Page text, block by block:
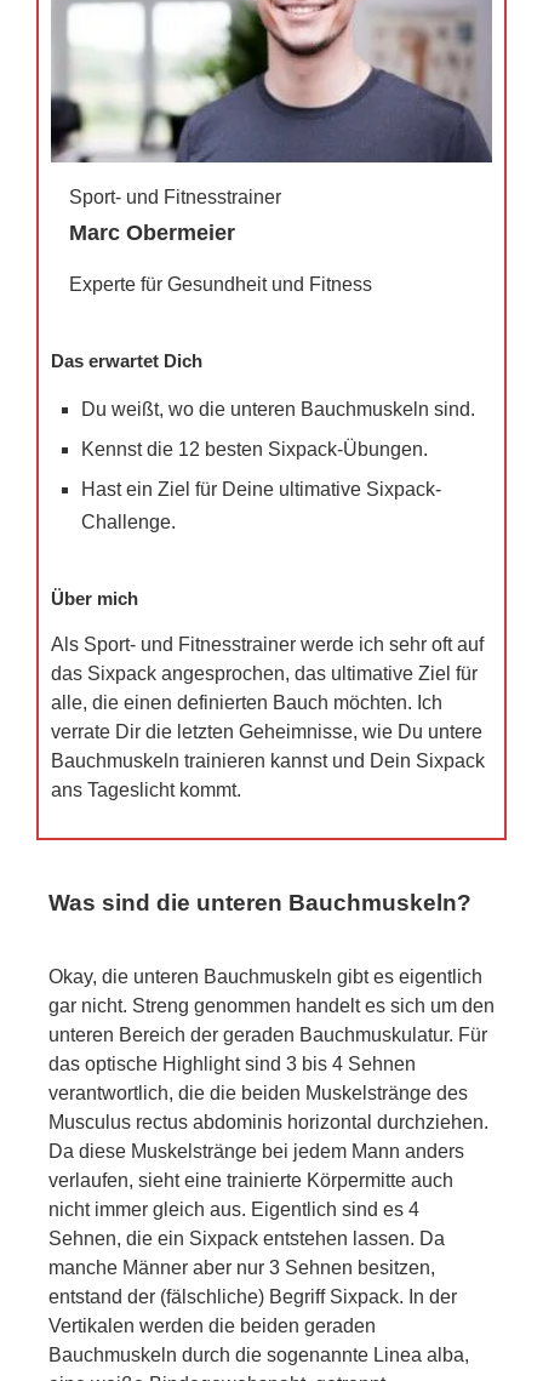
Sport- und Fitnesstrainer
Marc Obermeier
Experte für Gesundheit und Fitness
Das erwartet Dich
Du weißt, wo die unteren Bauchmuskeln sind.
Kennst die 12 besten Sixpack-Übungen.
Hast ein Ziel für Deine ultimative Sixpack-
Challenge.
Über mich
Als Sport- und Fitnesstrainer werde ich sehr oft auf
das Sixpack angesprochen, das ultimative Ziel für
alle, die einen definierten Bauch möchten. Ich
verrate Dir die letzten Geheimnisse, wie Du untere
Bauchmuskeln trainieren kannst und Dein Sixpack
ans Tageslicht kommt.
Was sind die unteren Bauchmuskeln?
Okay, die unteren Bauchmuskeln gibt es eigentlich
gar nicht. Streng genommen handelt es sich um den
unteren Bereich der geraden Bauchmuskulatur. Für
das optische Highlight sind 3 bis 4 Sehnen
verantwortlich, die die beiden Muskelstränge des
Musculus rectus abdominis horizontal durchziehen.
Da diese Muskelstränge bei jedem Mann anders
verlaufen, sieht eine trainierte Körpermitte auch
nicht immer gleich aus. Eigentlich sind es 4
Sehnen, die ein Sixpack entstehen lassen. Da
manche Männer aber nur 3 Sehnen besitzen,
entstand der (fälschliche) Begriff Sixpack. In der
Vertikalen werden die beiden geraden
Bauchmuskeln durch die sogenannte Linea alba,